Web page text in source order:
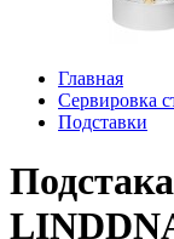
Главная
Сервировка
Подставки